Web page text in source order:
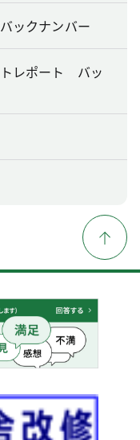
ックナンバー
トレポート バッ